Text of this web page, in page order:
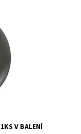
1ks v baleni
V BALENÍ